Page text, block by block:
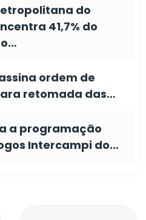
do
41,7% do
ordem de
retomada das…
a programação
Intercampi do…